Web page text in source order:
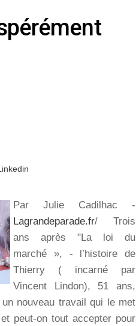
Par Julie Cadilhac -
Lagrandeparade.fr/ Trois
ans après "La loi du
marché », - l’histoire de
Thierry ( incarné par
Vincent Lindon), 51 ans,
nouveau travail qui le met
peut-on tout accepter pour